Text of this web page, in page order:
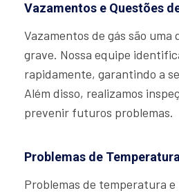
Vazamentos e Questões
Vazamentos de gás são uma
grave. Nossa equipe
rapidamente, garantindo a
Além disso, realizamos
prevenir futuros problemas.
Problemas de
Problemas de temperatura e